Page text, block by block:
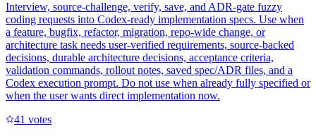
Interview, source-challenge, verify, save, and ADR-gate fuzzy
coding requests into Codex-ready implementation specs. Use when
a feature, bugfix, refactor, migration, repo-wide change, or
architecture task needs user-verified requirements, source-backed
decisions, durable architecture decisions, acceptance criteria,
validation commands, rollout notes, saved spec/ADR files, and a
Codex execution prompt. Do not use when already fully specified or
when the user wants direct implementation now.
41 votes